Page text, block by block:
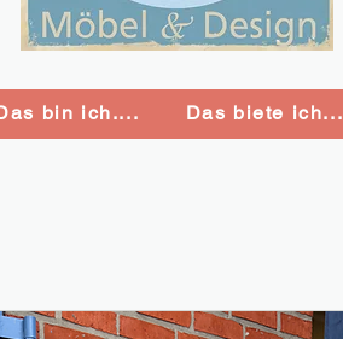
bin ich.... Das biete ich...